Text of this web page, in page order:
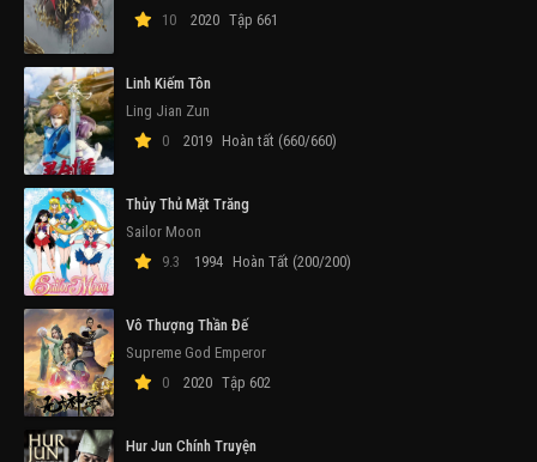
10
2020 Tập 661
Linh Kiếm Tôn
Ling Jian Zun
0
2019 Hoàn tất (660/660)
Thủy Thủ Mặt Trăng
Sailor Moon
9.3
1994 Hoàn Tất (200/200)
Vô Thượng Thần Đế
Supreme God Emperor
0
2020 Tập 602
Hur Jun Chính Truyện